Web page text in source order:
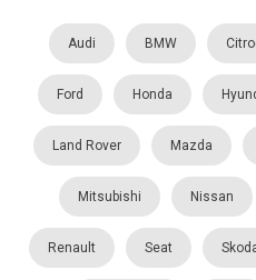
Audi BMW
Ford Honda
Land Rover Mazda
Mitsubishi Nissan
Renault Seat